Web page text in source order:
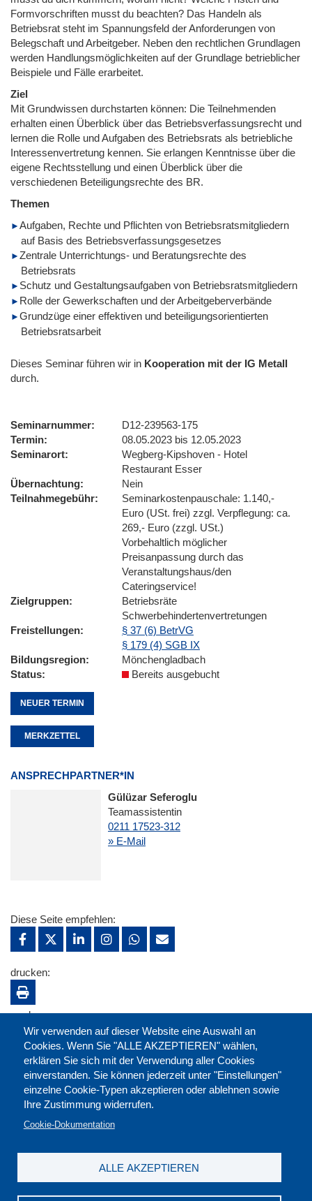
Formvorschriften musst du beachten? Das Handeln als
Betriebsrat steht im Spannungsfeld der Anforderungen von
Belegschaft und Arbeitgeber. Neben den rechtlichen Grundlagen
werden Handlungsmöglichkeiten auf der Grundlage betrieblicher
Beispiele und Fälle erarbeitet.
Ziel
Mit Grundwissen durchstarten können: Die Teilnehmenden
erhalten einen Überblick über das Betriebsverfassungsrecht und
lernen die Rolle und Aufgaben des Betriebsrats als betriebliche
Interessenvertretung kennen. Sie erlangen Kenntnisse über die
eigene Rechtsstellung und einen Überblick über die
verschiedenen Beteiligungsrechte des BR.
Themen
Aufgaben, Rechte und Pflichten von Betriebsratsmitgliedern
auf Basis des Betriebsverfassungsgesetzes
Zentrale Unterrichtungs- und Beratungsrechte des
Betriebsrats
Schutz und Gestaltungsaufgaben von Betriebsratsmitgliedern
Rolle der Gewerkschaften und der Arbeitgeberverbände
Grundzüge einer effektiven und beteiligungsorientierten
Betriebsratsarbeit
Dieses Seminar führen wir in Kooperation mit der IG Metall
durch.
Seminarnummer
D12-239563-175
Termin
08.05.2023 bis 12.05.2023
Seminarort
Wegberg-Kipshoven - Hotel
Restaurant Esser
Übernachtung
Nein
Teilnahmegebühr
Seminarkostenpauschale: 1.140,-
Euro (USt. frei) zzgl. Verpflegung: ca.
269,- Euro (zzgl. USt.)
Vorbehaltlich möglicher
Preisanpassung durch das
Veranstaltungshaus/den
Cateringservice!
Zielgruppen
Betriebsräte
Schwerbehindertenvertretungen
Freistellungen
§ 37 (6) BetrVG
§ 179 (4) SGB IX
Bildungsregion
Mönchengladbach
Status
Bereits ausgebucht
NEUER TERMIN
MERKZETTEL
ANSPRECHPARTNER*IN
Gülüzar Seferoglu
Teamassistentin
0211 17523-312
» E-Mail
Wir verwenden auf dieser Website eine Auswahl an
Cookies. Wenn Sie "ALLE AKZEPTIEREN" wählen,
erklären Sie sich mit der Verwendung aller Cookies
einverstanden. Sie können jederzeit unter "Einstellungen"
einzelne Cookie-Typen akzeptieren oder ablehnen sowie
Ihre Zustimmung widerrufen.
Cookie-Dokumentation
ALLE AKZEPTIEREN
Diese Seite empfehlen:
drucken:
merken: